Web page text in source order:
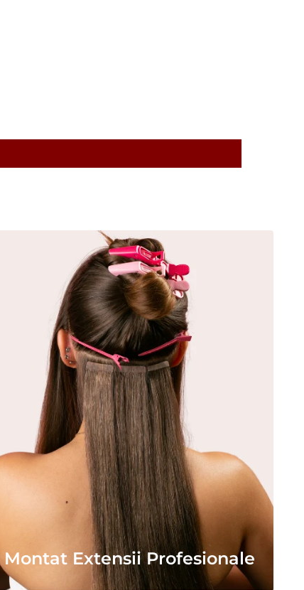
Montat Extensii Profesionale